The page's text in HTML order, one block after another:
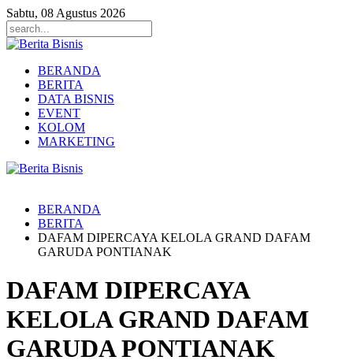
Sabtu, 08 Agustus 2026
BERANDA
BERITA
DATA BISNIS
EVENT
KOLOM
MARKETING
BERANDA
BERITA
DAFAM DIPERCAYA KELOLA GRAND DAFAM
GARUDA PONTIANAK
DAFAM DIPERCAYA
KELOLA GRAND DAFAM
GARUDA PONTIANAK